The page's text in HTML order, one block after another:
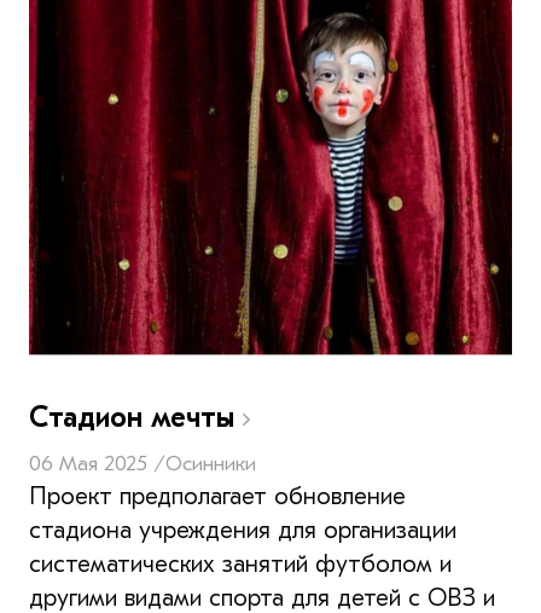
Стадион мечты
06 Мая 2025 /Осинники
Проект предполагает обновление
стадиона учреждения для организации
систематических занятий футболом и
другими видами спорта для детей с ОВЗ и